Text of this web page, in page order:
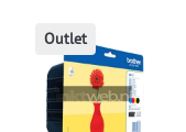
Outlet